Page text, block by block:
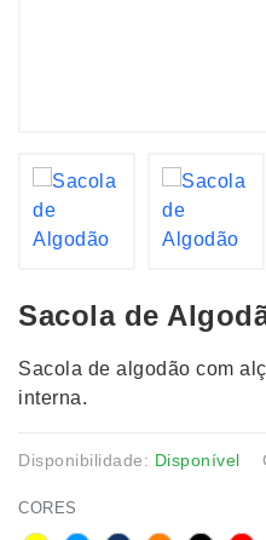
Sacola de
Sacola de algodão com
interna.
Disponibilidade: Disponível
CORES